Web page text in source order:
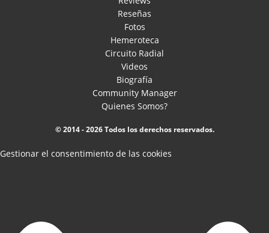
Reseñas
Fotos
Hemeroteca
Circuito Radial
Videos
Biografía
Community Manager
Quienes Somos?
© 2014 - 2026 Todos los derechos reservados.
Gestionar el consentimiento de las cookies